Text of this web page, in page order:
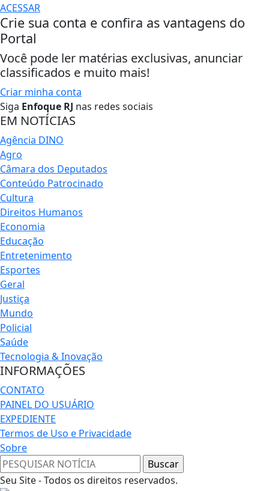
ACESSAR
Crie sua conta e confira as vantagens do
Portal
Você pode ler matérias exclusivas, anunciar
classificados e muito mais!
Criar minha conta
Siga Enfoque RJ nas redes sociais
EM NOTÍCIAS
Agência DINO
Agro
Câmara dos Deputados
Conteúdo Patrocinado
Cultura
Direitos Humanos
Economia
Educação
Entretenimento
Esportes
Geral
Justiça
Mundo
Policial
Saúde
Tecnologia & Inovação
INFORMAÇÕES
CONTATO
PAINEL DO USUÁRIO
EXPEDIENTE
Termos de Uso e Privacidade
Sobre
Seu Site - Todos os direitos reservados.